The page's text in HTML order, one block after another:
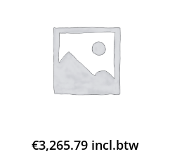
€3,265.79 incl.btw